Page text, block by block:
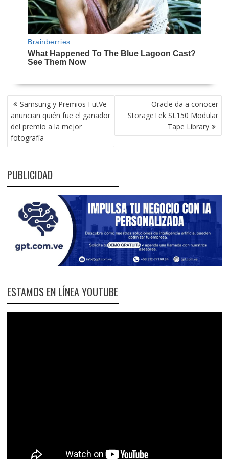
NAVEGACIÓN
DE
ENTRADAS
Samsung y Premios FutVe
anuncian quién fue el ganador
del premio a la mejor
fotografía
Oracle da a conocer
StorageTek SL150 Modular
Tape Library
PUBLICIDAD
ESTAMOS EN LÍNEA YOUTUBE